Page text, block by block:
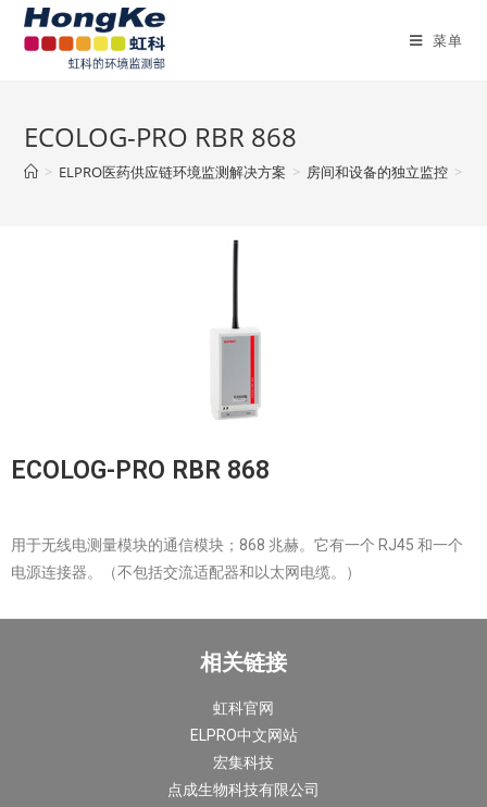
菜单
ECOLOG-PRO RBR 868
> ELPRO医药供应链环境监测解决方案 > 房间和设备的独立监控 >
ECOLOG-PRO RBR 868
用于无线电测量模块的通信模块； 868 兆赫。 它有一个 RJ45 和一个
电源连接器。
（不包括交流适配器和以太网电缆。）
相关链接
虹科官网
ELPRO中文网站
宏集科技
点成生物科技有限公司